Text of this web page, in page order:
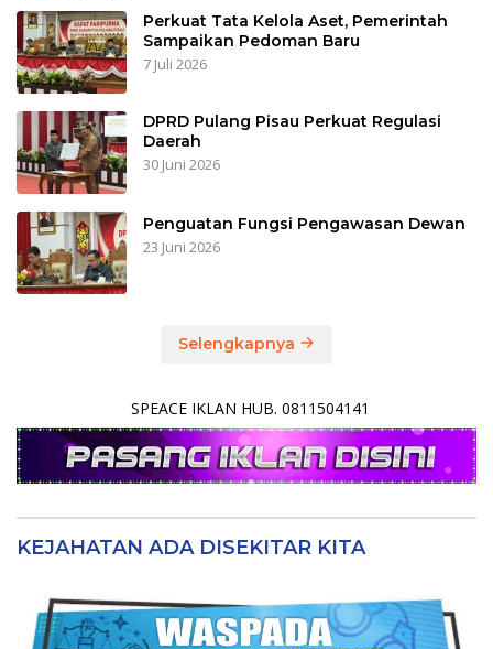
Perkuat Tata Kelola Aset, Pemerintah
Sampaikan Pedoman Baru
7 Juli 2026
DPRD Pulang Pisau Perkuat Regulasi
Daerah
30 Juni 2026
Penguatan Fungsi Pengawasan Dewan
23 Juni 2026
Selengkapnya
SPEACE IKLAN HUB. 0811504141
KEJAHATAN ADA DISEKITAR KITA